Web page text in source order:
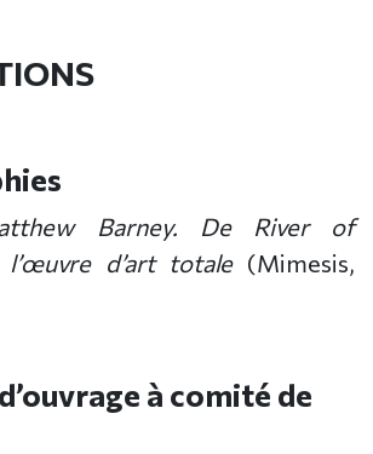
Barney. De River of
l’œuvre d’art totale (Mimesis,
à comité de